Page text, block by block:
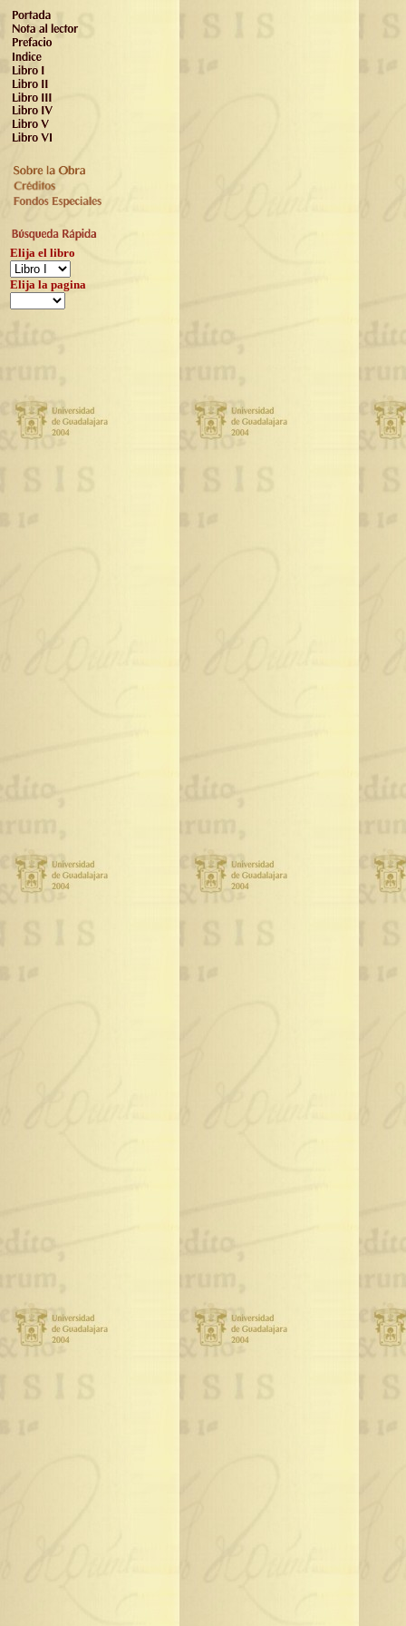
Elija el libro
Elija la pagina